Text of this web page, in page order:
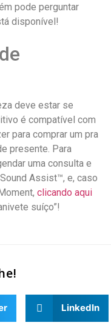
pode perguntar
disponível!
deve estar se
é compatível com
para comprar um pra
presente. Para
uma consulta e
Assist™, e, caso
clicando aqui
suíço”!
LinkedIn